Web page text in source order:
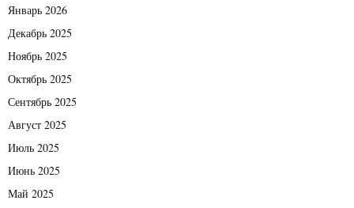
Январь 2026
Декабрь 2025
Ноябрь 2025
Октябрь 2025
Сентябрь 2025
Август 2025
Июль 2025
Июнь 2025
Май 2025